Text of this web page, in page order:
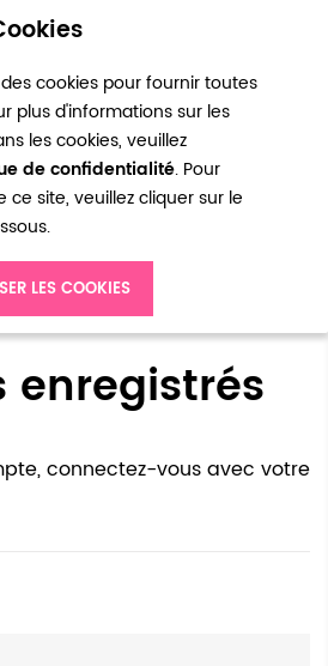
cookies pour fournir toutes
plus d'informations sur les
les cookies, veuillez
de confidentialité. Pour
site, veuillez cliquer sur le
LES COOKIES
0
client
enregistrés
connectez-vous avec votre